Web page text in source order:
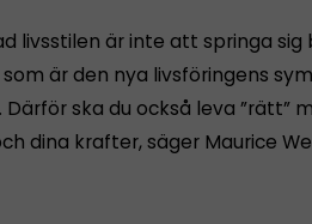
livsstilen är inte att springa sig
är den nya livsföringens
Därför ska du också leva ”rätt”
dina krafter, säger Maurice